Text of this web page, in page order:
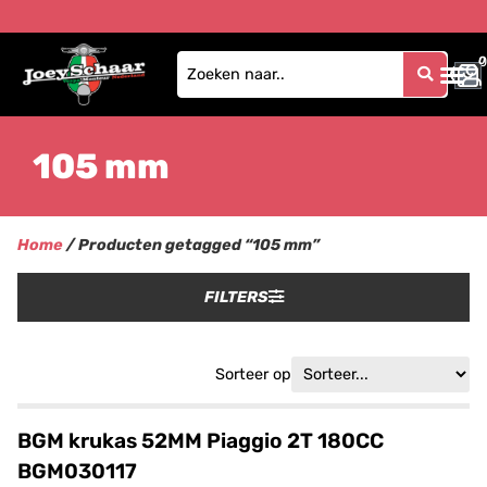
0
0
105 mm
Home/ Producten getagged “105 mm”
FILTERS
Sorteer op
BGM krukas 52MM Piaggio 2T 180CC
BGM030117